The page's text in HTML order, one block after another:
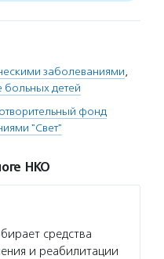
заболеваниями,
больных детей
фонд
"Свет"
НКО
средства
и реабилитации